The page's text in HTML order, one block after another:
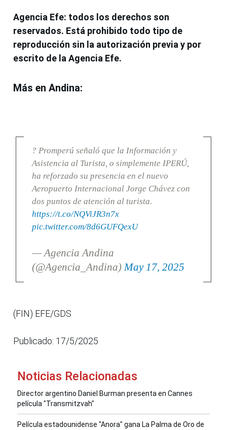
Agencia Efe: todos los derechos son
reservados. Está prohibido todo tipo de
reproducción sin la autorización previa y por
escrito de la Agencia Efe.
Más en Andina:
? Promperú señaló que la Información y
Asistencia al Turista, o simplemente IPERÚ,
ha reforzado su presencia en el nuevo
Aeropuerto Internacional Jorge Chávez con
dos puntos de atención al turista.
https://t.co/NQViJR3n7x
pic.twitter.com/8d6GUFQexU
— Agencia Andina
(@Agencia_Andina)May 17, 2025
(FIN) EFE/GDS
Publicado: 17/5/2025
Noticias Relacionadas
Director argentino Daniel Burman presenta en Cannes
película "Transmitzvah"
Película estadounidense "Anora" gana La Palma de Oro de